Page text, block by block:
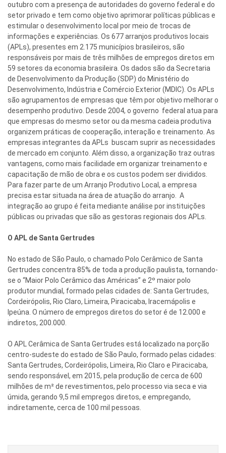
outubro com a presença de autoridades do governo federal e do
setor privado e tem como objetivo aprimorar políticas públicas e
estimular o desenvolvimento local por meio de trocas de
informações e experiências. Os 677 arranjos produtivos locais
(APLs), presentes em 2.175 municípios brasileiros, são
responsáveis por mais de três milhões de empregos diretos em
59 setores da economia brasileira. Os dados são da Secretaria
de Desenvolvimento da Produção (SDP) do Ministério do
Desenvolvimento, Indústria e Comércio Exterior (MDIC). Os APLs
são agrupamentos de empresas que têm por objetivo melhorar o
desempenho produtivo. Desde 2004, o governo federal atua para
que empresas do mesmo setor ou da mesma cadeia produtiva
organizem práticas de cooperação, interação e treinamento. As
empresas integrantes da APLs buscam suprir as necessidades
de mercado em conjunto. Além disso, a organização traz outras
vantagens, como mais facilidade em organizar treinamento e
capacitação de mão de obra e os custos podem ser divididos.
Para fazer parte de um Arranjo Produtivo Local, a empresa
precisa estar situada na área de atuação do arranjo. A
integração ao grupo é feita mediante análise por instituições
públicas ou privadas que são as gestoras regionais dos APLs.
O APL de Santa Gertrudes
No estado de São Paulo, o chamado Polo Cerâmico de Santa
Gertrudes concentra 85% de toda a produção paulista, tornando-
se o “Maior Polo Cerâmico das Américas” e 2º maior polo
produtor mundial, formado pelas cidades de: Santa Gertrudes,
Cordeirópolis, Rio Claro, Limeira, Piracicaba, Iracemápolis e
Ipeúna. O número de empregos diretos do setor é de 12.000 e
indiretos, 200.000.
O APL Cerâmica de Santa Gertrudes está localizado na porção
centro-sudeste do estado de São Paulo, formado pelas cidades:
Santa Gertrudes, Cordeirópolis, Limeira, Rio Claro e Piracicaba,
sendo responsável, em 2015, pela produção de cerca de 600
milhões de m² de revestimentos, pelo processo via seca e via
úmida, gerando 9,5 mil empregos diretos, e empregando,
indiretamente, cerca de 100 mil pessoas.